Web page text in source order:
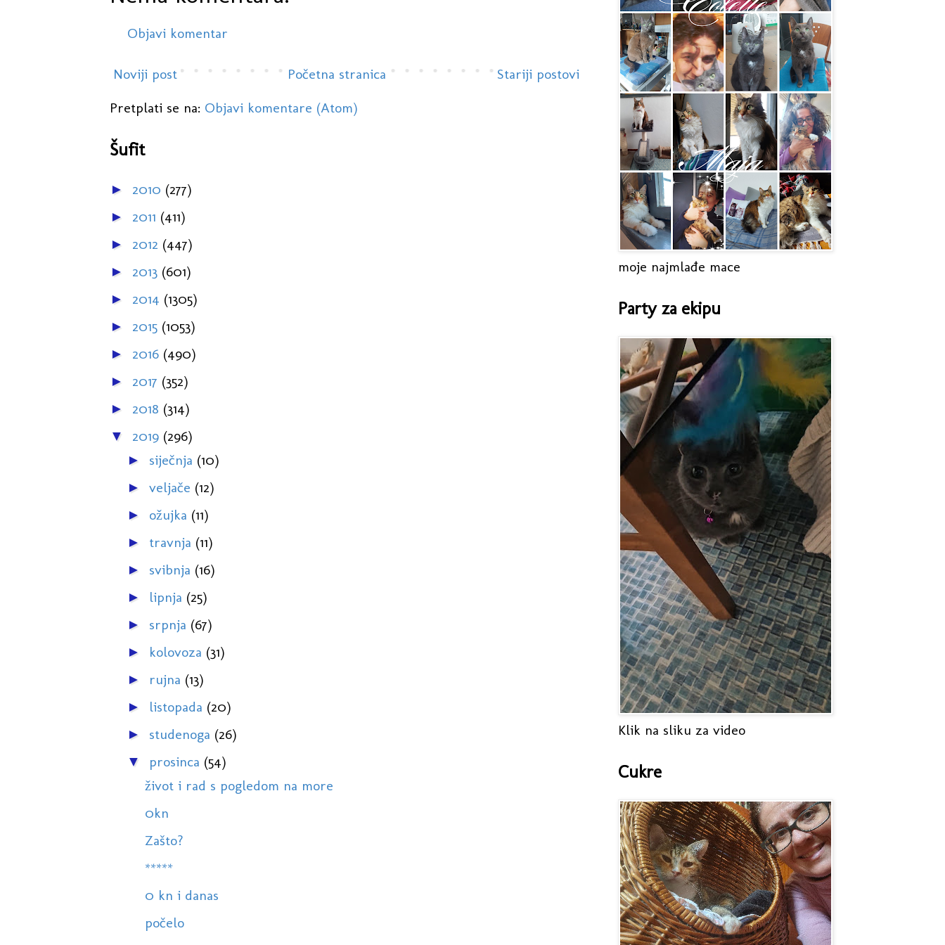
Objavi komentar
Noviji post Stariji postovi
Početna stranica
Pretplati se na: Objavi komentare (Atom)
Šufit
► 2010 (277)
► 2011 (411)
► 2012 (447)
► 2013 (601)
► 2014 (1305)
► 2015 (1053)
► 2016 (490)
► 2017 (352)
► 2018 (314)
▼ 2019 (296)
► siječnja (10)
► veljače (12)
► ožujka (11)
► travnja (11)
► svibnja (16)
► lipnja (25)
► srpnja (67)
► kolovoza (31)
► rujna (13)
► listopada (20)
► studenoga (26)
▼ prosinca (54)
život i rad s pogledom na more
0kn
Zašto?
*****
0 kn i danas
počelo
moje najmlađe mace
Party za ekipu
Klik na sliku za video
Cukre